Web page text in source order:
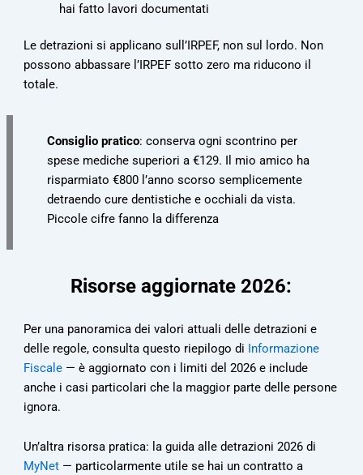
hai fatto lavori documentati
Le detrazioni si applicano sull’IRPEF, non sul lordo. Non
possono abbassare l’IRPEF sotto zero ma riducono il
totale.
Consiglio pratico: conserva ogni scontrino per
spese mediche superiori a €129. Il mio amico ha
risparmiato €800 l’anno scorso semplicemente
detraendo cure dentistiche e occhiali da vista.
Piccole cifre fanno la differenza
Risorse aggiornate 2026:
Per una panoramica dei valori attuali delle detrazioni e
delle regole, consulta questo riepilogo di Informazione
Fiscale — è aggiornato con i limiti del 2026 e include
anche i casi particolari che la maggior parte delle persone
ignora.
Un’altra risorsa pratica: la guida alle detrazioni 2026 di
MyNet — particolarmente utile se hai un contratto a